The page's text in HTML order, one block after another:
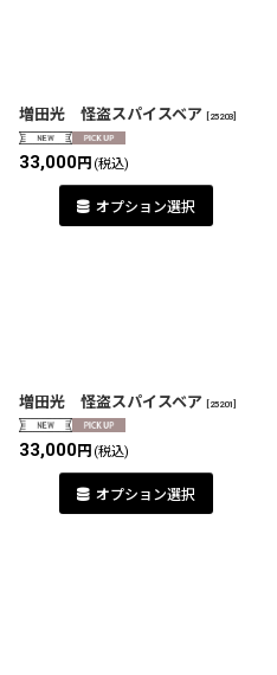
増田光 怪盗スパイスベア 25203
33,000円 (税込)
オプション選択
増田光 怪盗スパイスベア [25201]
33,000円 (税込)
オプション選択